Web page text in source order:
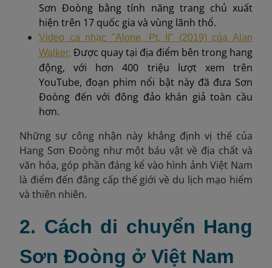
Sơn Đoòng bằng tính năng trang chủ xuất
hiện trên 17 quốc gia và vùng lãnh thổ.
Video ca nhạc "Alone, Pt. II" (2019) của Alan
Walker: Được quay tại địa điểm bên trong hang
động, với hơn 400 triệu lượt xem trên
YouTube, đoạn phim nổi bật này đã đưa Sơn
Đoòng đến với đông đảo khán giả toàn cầu
hơn.
Những sự công nhận này khẳng định vị thế của
Hang Sơn Đoòng như một báu vật về địa chất và
văn hóa, góp phần đáng kể vào hình ảnh Việt Nam
là điểm đến đẳng cấp thế giới về du lịch mạo hiểm
và thiên nhiên.
2. Cách di chuyển Hang
Sơn Đoòng ở Việt Nam